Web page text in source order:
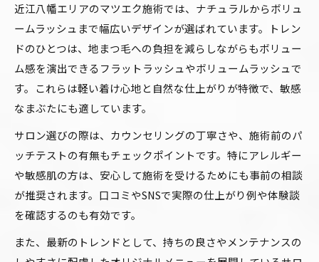
施術方法で選ぶアイラッシュサロンの魅力とは
ボリュームラッシュ300本の施術時間と体験談
マツパ近江八幡で人気の施術とアイラッシュサ
フラットラッシュの特徴を活かしたサロンの仕
掛け
自まつ毛の状態に適したアイラッシュサロンの
選び方
アイラッシュサロンの仕掛けで比較するポイン
近江八幡エリアのマツエク施術では、ナチュラルからボリュ
ームラッシュまで幅広いデザインが選ばれています。トレン
ドのひとつは、地まつ毛への負担を減らしながらもボリュー
ム感を演出できるフラットラッシュやボリュームラッシュで
す。これらは軽い着け心地と自然な仕上がりが特徴で、敏感
なまぶたにも適しています。
サロン選びの際は、カウンセリングの丁寧さや、施術前のパ
ッチテストの有無もチェックポイントです。特にアレルギー
や敏感肌の方は、安心して施術を受けるためにも事前の相談
が推奨されます。口コミやSNSで実際の仕上がり例や体験談
を確認するのも有効です。
また、最新のトレンドとして、持ちの良さやメンテナンスの